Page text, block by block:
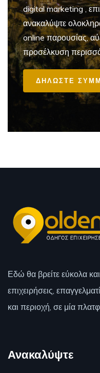
digital marketing,
ανακαλύψτε
online παρουσίας,
προσέλκυση
ΔΗΛΩΣΤΕ
Εδώ θα βρείτε εύκολα
επιχειρήσεις,
και περιοχή, σε μία
Ανακαλύψτε